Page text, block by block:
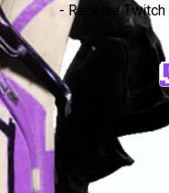
- Receive